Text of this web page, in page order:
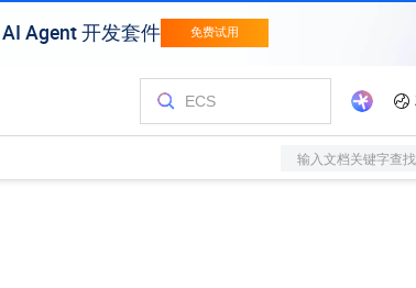
输入文档关键字查找